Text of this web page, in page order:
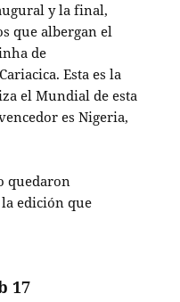
y la final,
que albergan el
de
Esta es la
el Mundial de esta
es Nigeria,
quedaron
edición que
17